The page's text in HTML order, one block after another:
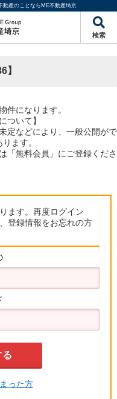
動産のことならME不動産埼京
検索
】
件になります。
ついて】
定などにより、一般公開がで
ます。
「無料会員」にご登録くださ
ます。再度ログイン
登録情報をお忘れの方
った方